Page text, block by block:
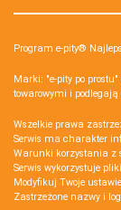
Program e-pity®
Marki: "e-pity po
towarowymi i
Wszelkie prawa
Serwis ma charakter
Warunki korzystania z
Serwis wykorzystuje
Modyfikuj Twoje
Zastrzeżone nazwy i